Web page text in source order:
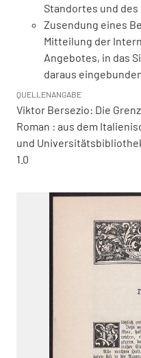
Standortes und
Zusendung eines
Mitteilung der
Angebotes, in das
daraus
QUELLENANGABE
Viktor Bersezio: Die
Roman : aus dem
und
1.0